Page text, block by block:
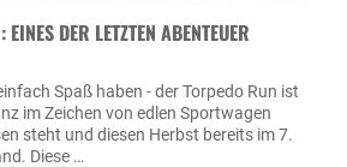
DER LETZTEN ABENTEUER
Spaß haben - der Torpedo Run ist
im Zeichen von edlen Sportwagen
steht und diesen Herbst bereits im 7.
Diese …